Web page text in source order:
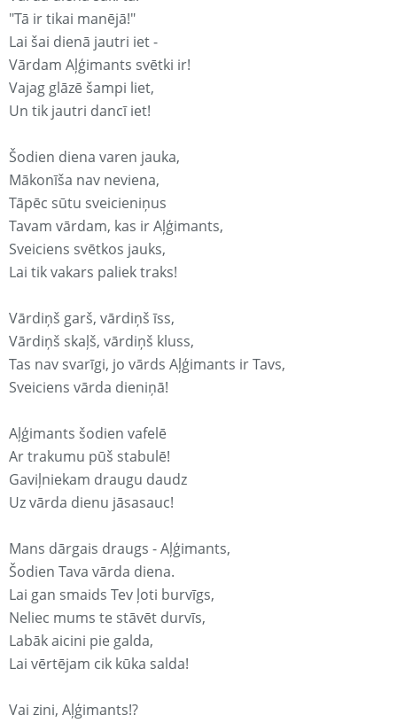
"Tā ir tikai manējā!"
Lai šai dienā jautri iet -
Vārdam Aļģimants svētki ir!
Vajag glāzē šampi liet,
Un tik jautri dancī iet!
Šodien diena varen jauka,
Mākonīša nav neviena,
Tāpēc sūtu sveicieniņus
Tavam vārdam, kas ir Aļģimants,
Sveiciens svētkos jauks,
Lai tik vakars paliek traks!
Vārdiņš garš, vārdiņš īss,
Vārdiņš skaļš, vārdiņš kluss,
Tas nav svarīgi, jo vārds Aļģimants ir Tavs,
Sveiciens vārda dieniņā!
Aļģimants šodien vafelē
Ar trakumu pūš stabulē!
Gaviļniekam draugu daudz
Uz vārda dienu jāsasauc!
Mans dārgais draugs - Aļģimants,
Šodien Tava vārda diena.
Lai gan smaids Tev ļoti burvīgs,
Neliec mums te stāvēt durvīs,
Labāk aicini pie galda,
Lai vērtējam cik kūka salda!
Vai zini, Aļģimants!?